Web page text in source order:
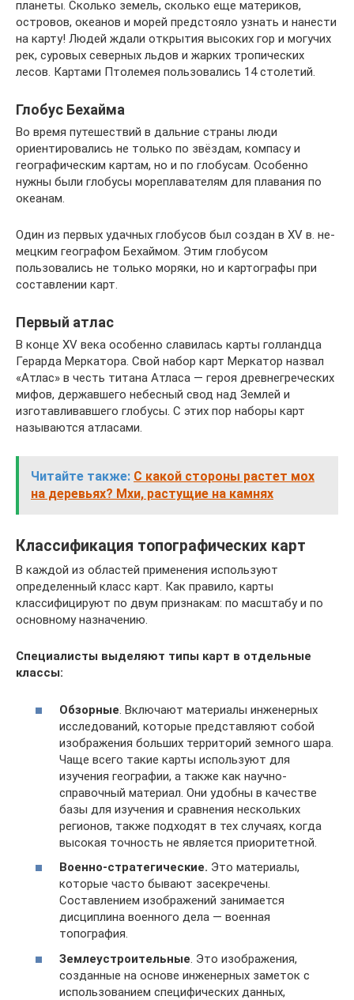
планеты. Сколько земель, сколько еще материков,
островов, океанов и морей предстояло узнать и нанес­ти
на карту! Людей ждали открытия высоких гор и могучих
рек, суровых северных льдов и жарких тропических
лесов. Картами Птолемея пользовались 14 столетий.
Глобус Бехайма
Во время путешествий в дальние страны люди
ориентирова­лись не только по звёздам, компасу и
географическим картам, но и по глобусам. Особенно
нужны были глобусы мореплавате­лям для плавания по
океанам.
Один из первых удачных глобусов был создан в XV в. не­
мецким географом Бехаймом. Этим глобусом
пользовались не только моряки, но и картографы при
составлении карт.
Первый атлас
В конце XV века особенно славилась карты голландца
Герарда Меркатора. Свой на­бор карт Меркатор назвал
«Атлас» в честь титана Атласа — героя древнегреческих
мифов, державшего небесный свод над Землей и
изготавливавшего глобусы. С этих пор наборы карт
называются атласами.
Читайте также: С какой стороны растет мох
на деревьях? Мхи, растущие на камнях
Классификация топографических карт
В каждой из областей применения используют
определенный класс карт. Как правило, карты
классифицируют по двум признакам: по масштабу и по
основному назначению.
Специалисты выделяют типы карт в отдельные
классы:
Обзорные . Включают материалы инженерных
исследований, которые представляют собой
изображения больших территорий земного шара.
Чаще всего такие карты используют для
изучения географии, а также как научно-
справочный материал. Они удобны в качестве
базы для изучения и сравнения нескольких
регионов, также подходят в тех случаях, когда
высокая точность не является приоритетной.
Военно-стратегические. Это материалы,
которые часто бывают засекречены.
Составлением изображений занимается
дисциплина военного дела — военная
топография.
Землеустроительные . Это изображения,
созданные на основе инженерных заметок с
использованием специфических данных,